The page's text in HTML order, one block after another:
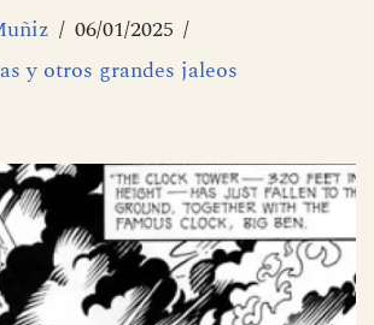
06/01/2025
y otros grandes jaleos